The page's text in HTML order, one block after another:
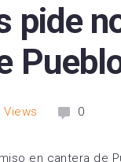
pide
Views 0